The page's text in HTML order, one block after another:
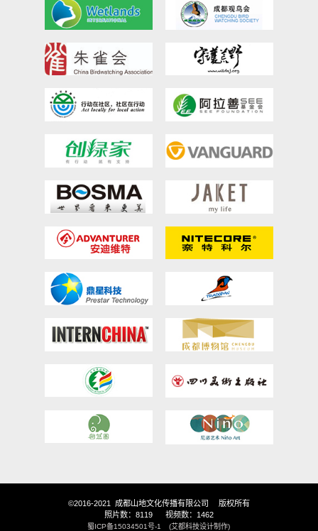
©2016-2021 成都山地文化传播有限公司 版权所有
照片数：8119 视频数：1462
蜀ICP备15034501号-1 (艾都科技设计制作)